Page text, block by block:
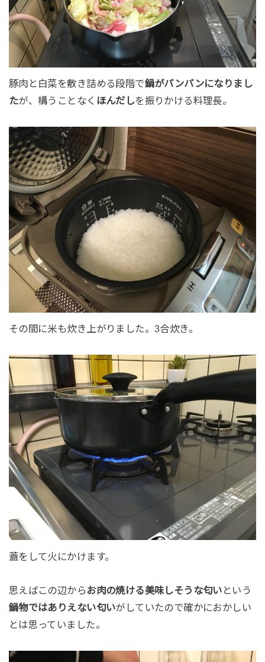
豚肉と白菜を敷き詰める段階で鍋がパンパンになりまし
たが、構うことなく ほんだしを振りかける料理長。
その間に米も炊き上がりました。3合炊き。
蓋をして火にかけます。
思えばこの辺から お肉の焼ける美味しそうな匂い という
鍋物ではありえない匂いがしていたので確かにおかしい
とは思っていました。